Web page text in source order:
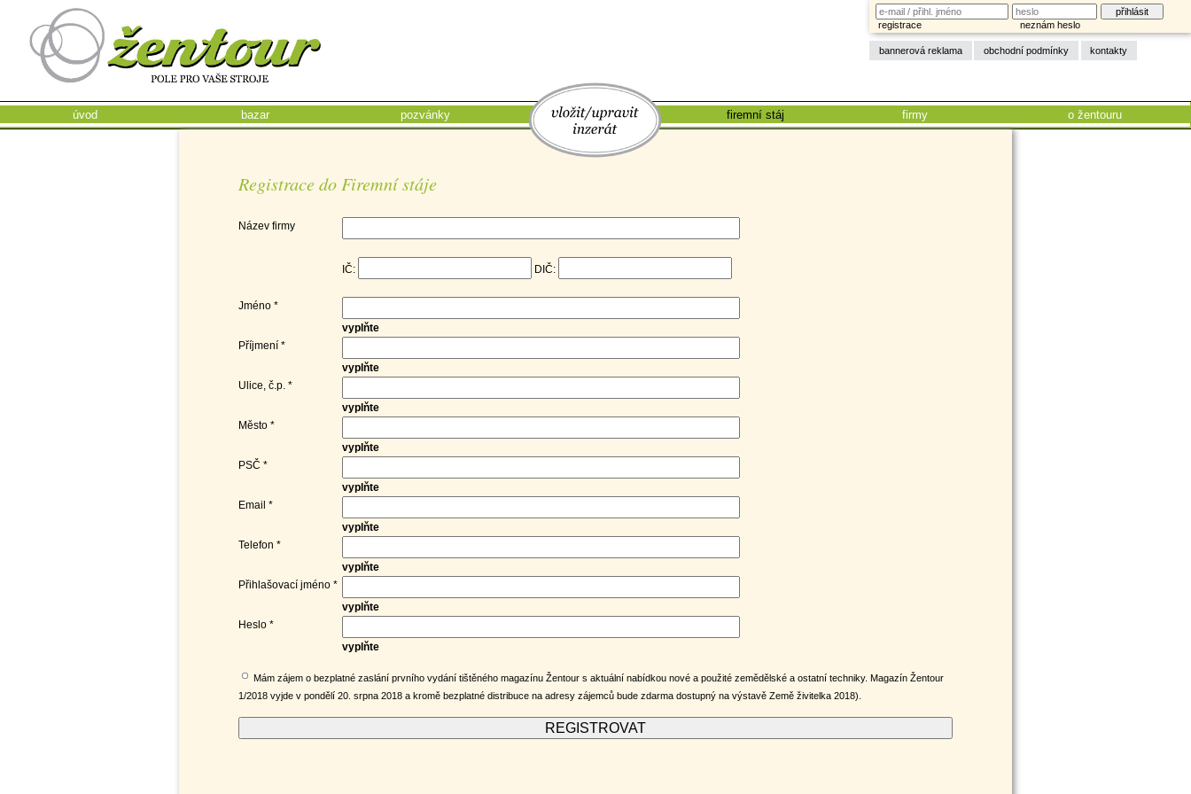
registrace neznám heslo
bannerová reklama obchodní podmínky kontakty
úvod bazar pozvánky vložit/upravit firemní stáj firmy o žentouru
Registrace do Firemní stáje
Název firmy
IČ: DIČ:
Jméno *
vyplňte
Příjmení *
vyplňte
Ulice, č.p. *
vyplňte
Město *
vyplňte
PSČ *
vyplňte
Email *
vyplňte
Telefon *
vyplňte
Přihlašovací jméno *
vyplňte
Heslo *
vyplňte
Mám zájem o bezplatné zaslání prvního vydání tištěného magazínu Žentour s aktuální nabídkou nové a použité zemědělské a ostatní techniky. Magazín Žentour
1/2018 vyjde v pondělí 20. srpna 2018 a kromě bezplatné distribuce na adresy zájemců bude zdarma dostupný na výstavě Země živitelka 2018).